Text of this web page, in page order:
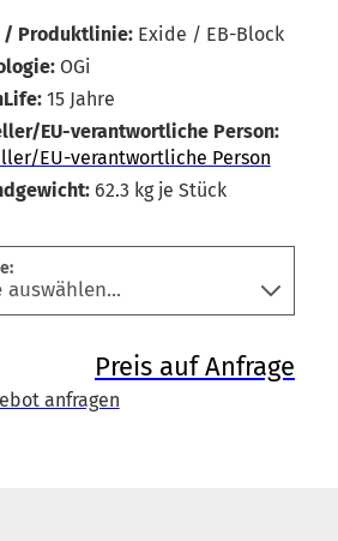
/ Produktlinie: Exide / EB-Block
OGi
15 Jahre
EU-verantwortliche Person:
EU-verantwortliche Person
62.3 kg je Stück
Preis auf Anfrage
anfragen